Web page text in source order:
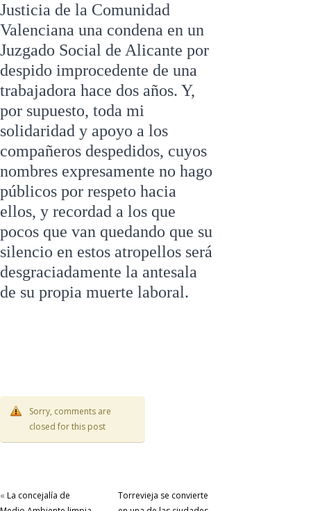
Justicia de la Comunidad
Valenciana una condena en un
Juzgado Social de Alicante por
despido improcedente de una
trabajadora hace dos años. Y,
por supuesto, toda mi
solidaridad y apoyo a los
compañeros despedidos, cuyos
nombres expresamente no hago
públicos por respeto hacia
ellos, y recordad a los que
pocos que van quedando que su
silencio en estos atropellos será
desgraciadamente la antesala
de su propia muerte laboral.
Sorry, comments are
closed for this post
« La concejalía de
Torrevieja se convierte